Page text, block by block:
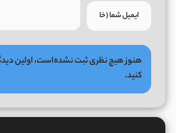
هنوز هیچ نظری ثبت نشده‌است، اولین
کنید.